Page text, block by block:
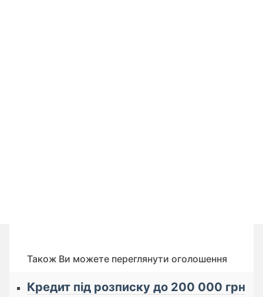
Також Ви можете переглянути оголошення
Кредит під розписку до 200 000 грн